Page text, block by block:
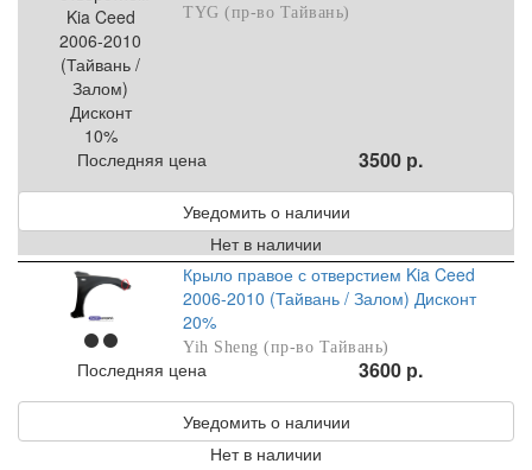
TYG (пр-во Тайвань)
Последняя цена 3500 р.
Уведомить о наличии
Нет в наличии
Крыло правое с отверстием Kia Ceed
2006-2010 (Тайвань / Залом) Дисконт
20%
Yih Sheng (пр-во Тайвань)
Последняя цена 3600 р.
Уведомить о наличии
Нет в наличии